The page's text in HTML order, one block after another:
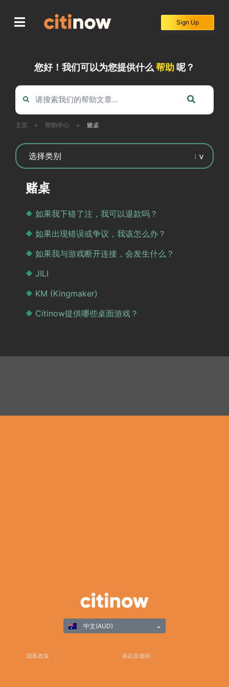
content
Sign Up
您好！我们可以为您提供什么 帮助呢？
主页 > 帮助中心 > 赌桌
赌桌
如果我下错了注，我可以退款吗？
如果出现错误或争议，我该怎么办？
如果我与游戏断开连接，会发生什么？
JILI
KM (Kingmaker)
Citinow提供哪些桌面游戏？
隐私政策 条款及细则
中文(AUD)